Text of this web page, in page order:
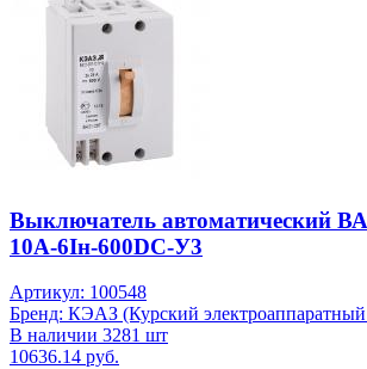
Выключатель автоматический
10А-6Iн-600DC-У3
Артикул: 100548
Бренд: КЭАЗ (Курский электроаппаратный
В наличии 3281 шт
10636.14 руб.